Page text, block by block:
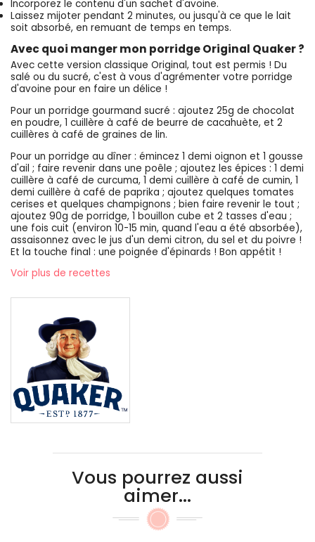
Incorporez le contenu d'un sachet d'avoine.
Laissez mijoter pendant 2 minutes, ou jusqu'à ce que le lait
soit absorbé, en remuant de temps en temps.
Avec quoi manger mon porridge Original Quaker ?
Avec cette version classique Original, tout est permis ! Du
salé ou du sucré, c'est à vous d'agrémenter votre porridge
d'avoine pour en faire un délice !
Pour un porridge gourmand sucré : ajoutez 25g de chocolat
en poudre, 1 cuillère à café de beurre de cacahuète, et 2
cuillères à café de graines de lin.
Pour un porridge au dîner : émincez 1 demi oignon et 1 gousse
d'ail ; faire revenir dans une poêle ; ajoutez les épices : 1 demi
cuillère à café de curcuma, 1 demi cuillère à café de cumin, 1
demi cuillère à café de paprika ; ajoutez quelques tomates
cerises et quelques champignons ; bien faire revenir le tout ;
ajoutez 90g de porridge, 1 bouillon cube et 2 tasses d'eau ;
une fois cuit (environ 10-15 min, quand l'eau a été absorbée),
assaisonnez avec le jus d'un demi citron, du sel et du poivre !
Et la touche final : une poignée d'épinards ! Bon appétit !
Voir plus de recettes
Vous pourrez aussi
aimer...